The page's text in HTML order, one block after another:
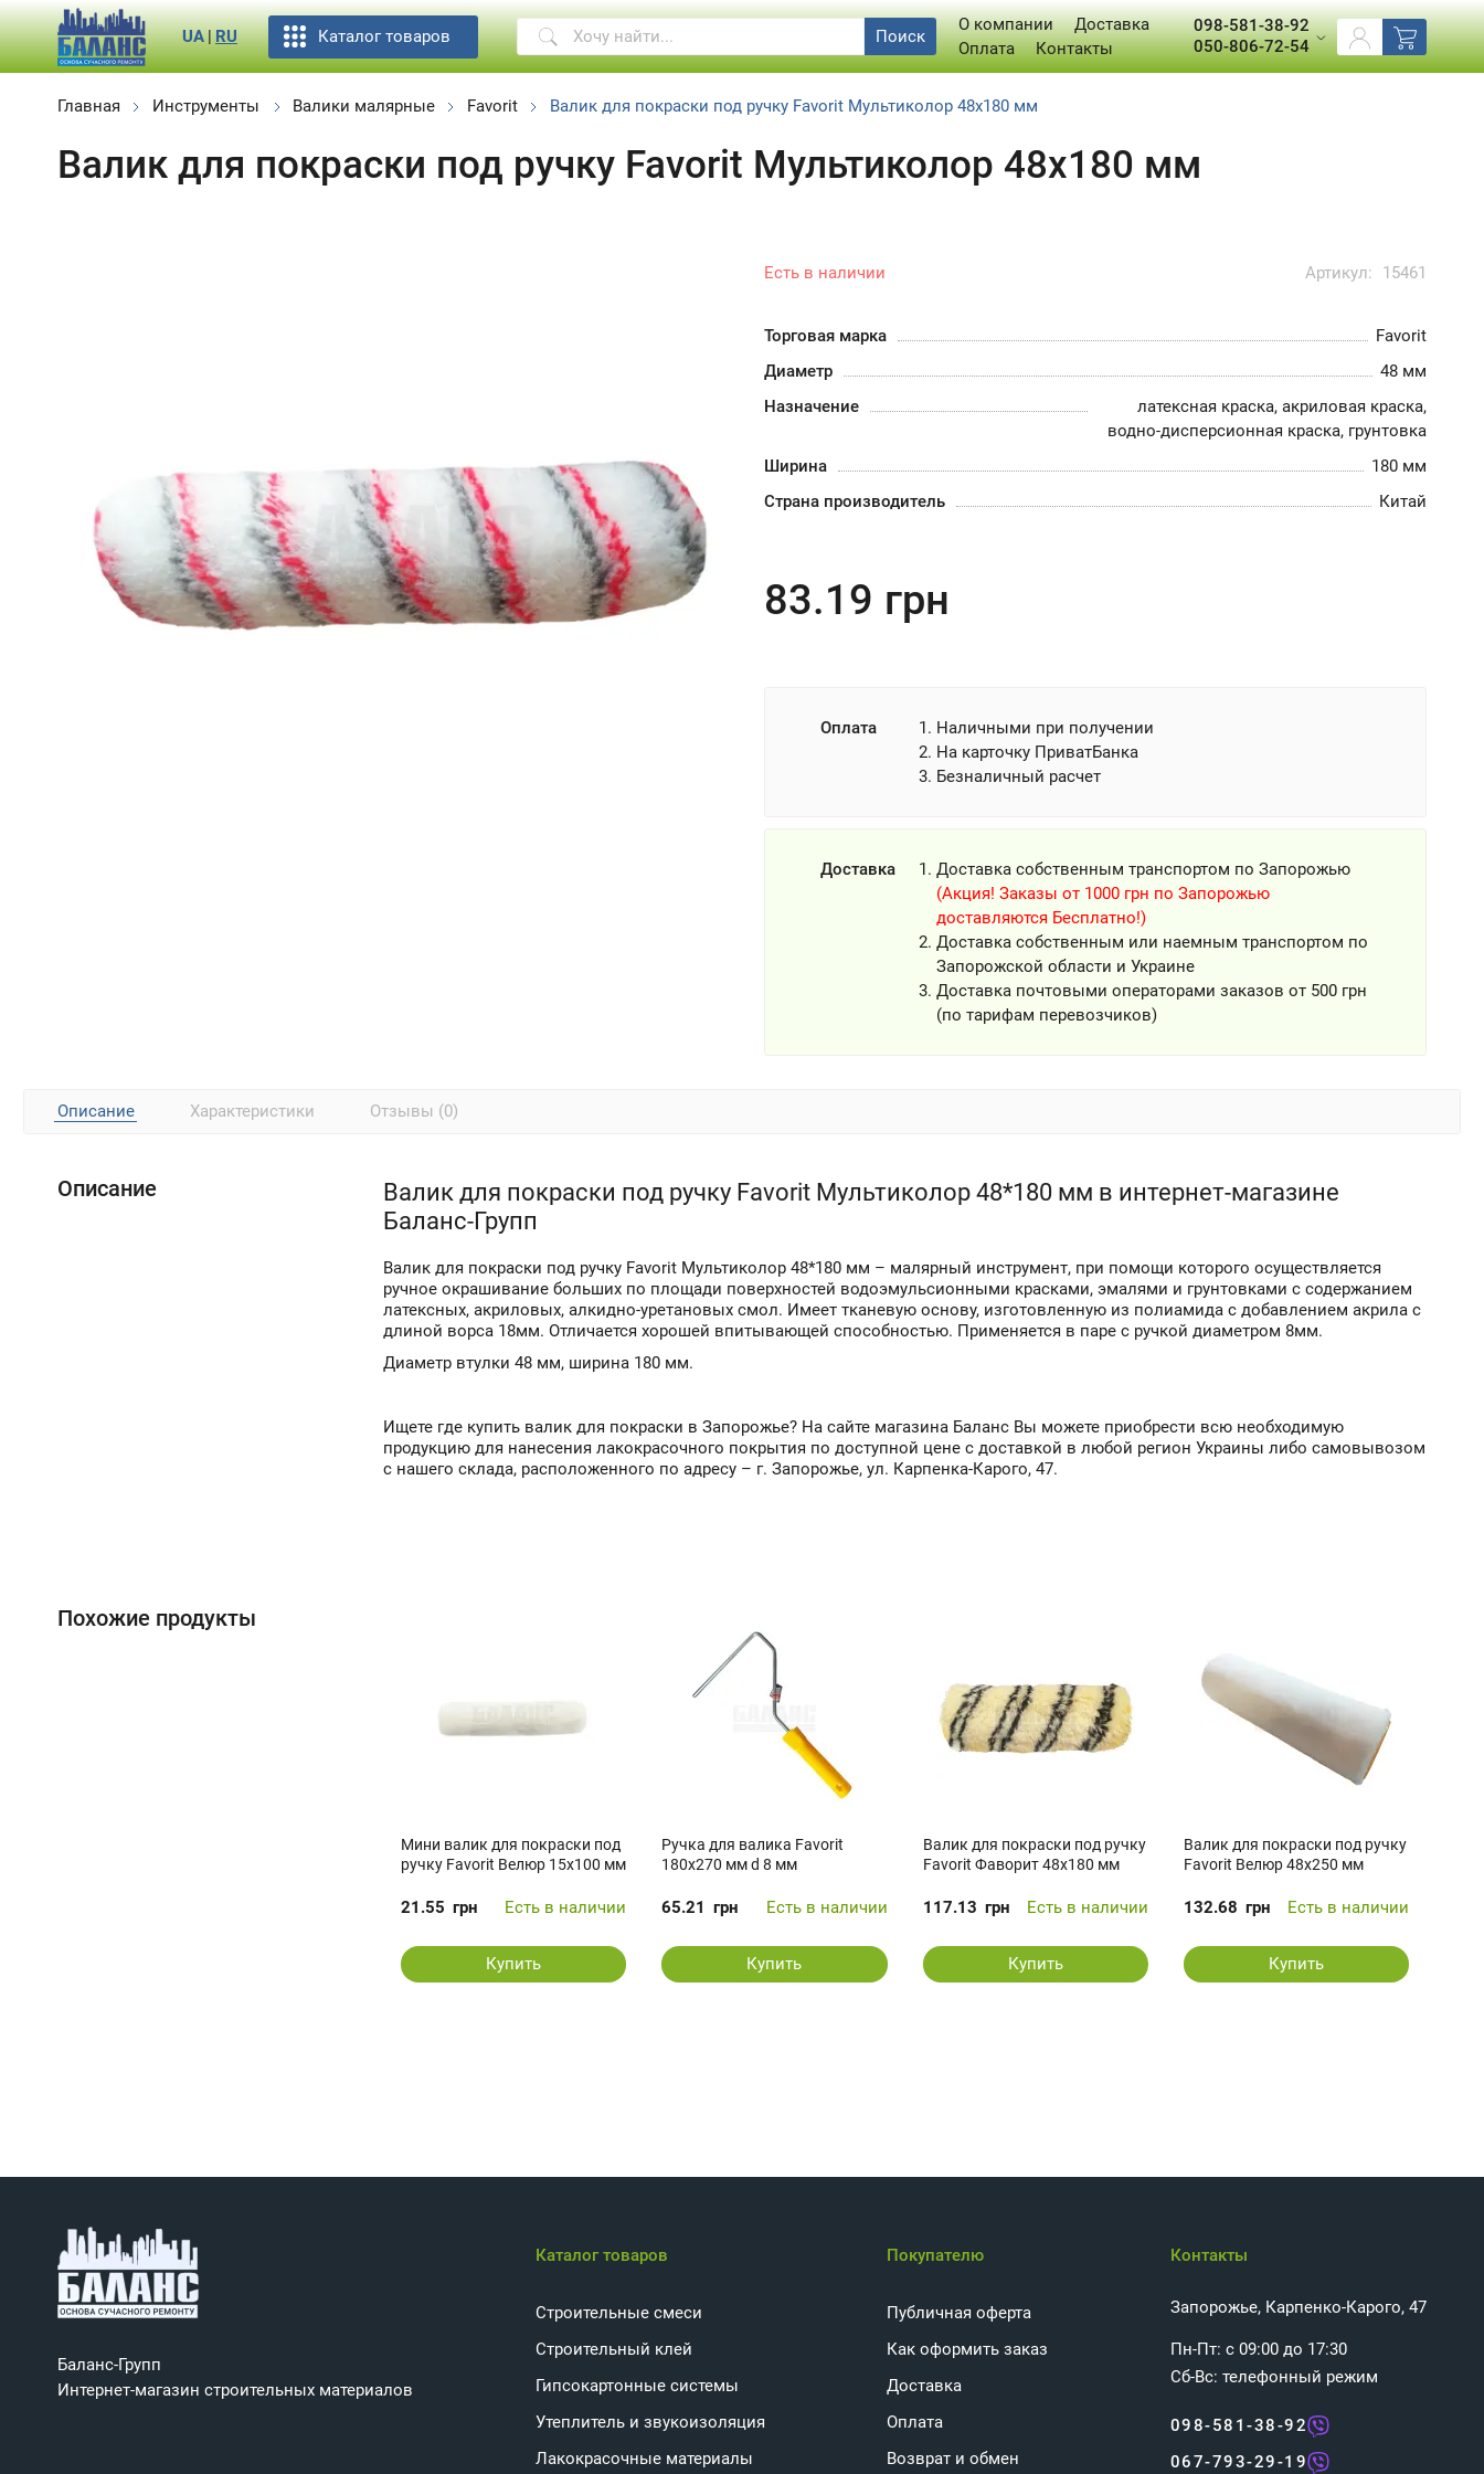
RU
|
UA Каталог товаров Поиск
О компании
Доставка
Оплата
Контакты
098-581-38-92
050-806-72-54
Главная Инструменты Валики малярные Favorit Валик для покраски под ручку Favorit Мультиколор 48х180 мм
Валик для покраски под ручку Favorit Мультиколор 48х180 мм
Есть в наличии Артикул: 15461
Торговая марка
Favorit
Диаметр
48 мм
Назначение
латексная краска, акриловая краска,
водно-дисперсионная краска, грунтовка
Ширина
180 мм
Страна производитель
Китай
83.19 грн
Оплата
Наличными при получении
На карточку ПриватБанка
Безналичный расчет
Доставка
Доставка собственным транспортом по Запорожью
(Акция! Заказы от 1000 грн по Запорожью
доставляются Бесплатно!)
Доставка собственным или наемным транспортом по
Запорожской области и Украине
Доставка почтовыми операторами заказов от 500 грн
(по тарифам перевозчиков)
Описание Характеристики Отзывы (0)
Описание
Валик для покраски под ручку Favorit Мультиколор 48*180 мм в интернет-магазине
Баланс-Групп
Валик для покраски под ручку Favorit Мультиколор 48*180 мм – малярный инструмент, при помощи которого осуществляется
ручное окрашивание больших по площади поверхностей водоэмульсионными красками, эмалями и грунтовками с содержанием
латексных, акриловых, алкидно-уретановых смол. Имеет тканевую основу, изготовленную из полиамида с добавлением акрила с
длиной ворса 18мм. Отличается хорошей впитывающей способностью. Применяется в паре с ручкой диаметром 8мм.
Диаметр втулки 48 мм, ширина 180 мм.
Ищете где купить валик для покраски в Запорожье? На сайте магазина Баланс Вы можете приобрести всю необходимую
продукцию для нанесения лакокрасочного покрытия по доступной цене с доставкой в любой регион Украины либо самовывозом
с нашего склада, расположенного по адресу – г. Запорожье, ул. Карпенка-Карого, 47.
Похожие продукты
Мини валик для покраски под
ручку Favorit Велюр 15х100 мм
21.55 грн Есть в наличии
Купить
Ручка для валика Favorit
180х270 мм d 8 мм
65.21 грн Есть в наличии
Купить
Валик для покраски под ручку
Favorit Фаворит 48х180 мм
117.13 грн Есть в наличии
Купить
Валик для покраски под ручку
Favorit Велюр 48х250 мм
132.68 грн Есть в наличии
Купить
Баланс-Групп
Интернет-магазин строительных материалов
Каталог товаров
Строительные смеси
Строительный клей
Гипсокартонные системы
Утеплитель и звукоизоляция
Лакокрасочные материалы
Покупателю
Публичная оферта
Как оформить заказ
Доставка
Оплата
Возврат и обмен
Контакты
Запорожье, Карпенко-Карого, 47
Пн-Пт: с 09:00 до 17:30
Сб-Вс: телефонный режим
098-581-38-92
067-793-29-19